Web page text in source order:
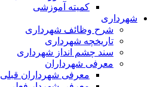
کمیته آموزشی
شهرداری
شرح وظائف شهرداری
تاریخچه شهرداری
سند چشم انداز شهرداری
معرفی شهرداران
معرفی شهرداران قبلی